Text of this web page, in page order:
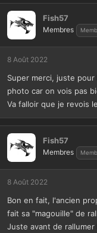
Fish57
Membres
8 Août 2022
Super merci, juste
photo car on vois pas
Va falloir que je revois
Fish57
Membres
8 Août 2022
Bon en fait, l'ancien
fait sa "magouille" de
Juste avant de